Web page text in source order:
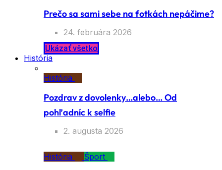
Prečo sa sami sebe na fotkách nepáčime?
24. februára 2026
Ukázať všetko
História
História
Pozdrav z dovolenky…alebo… Od
pohľadníc k selfie
2. augusta 2026
História Šport